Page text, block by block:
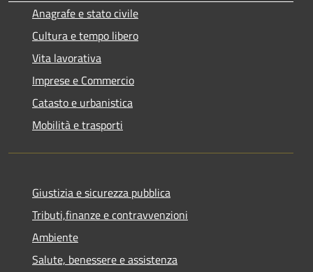
Anagrafe e stato civile
Cultura e tempo libero
Vita lavorativa
Imprese e Commercio
Catasto e urbanistica
Mobilità e trasporti
Giustizia e sicurezza pubblica
Tributi,finanze e contravvenzioni
Ambiente
Salute, benessere e assistenza